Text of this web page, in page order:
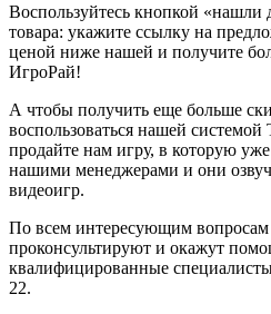
Воспользуйтесь кнопкой «нашли
товара: укажите ссылку на
ценой ниже нашей и получите
ИгроРай!
А чтобы получить еще больше
воспользоваться нашей
продайте нам игру, в которую
нашими менеджерами и они
видеоигр.
По всем интересующим вопросам
проконсультируют и окажут
квалифицированные
22.